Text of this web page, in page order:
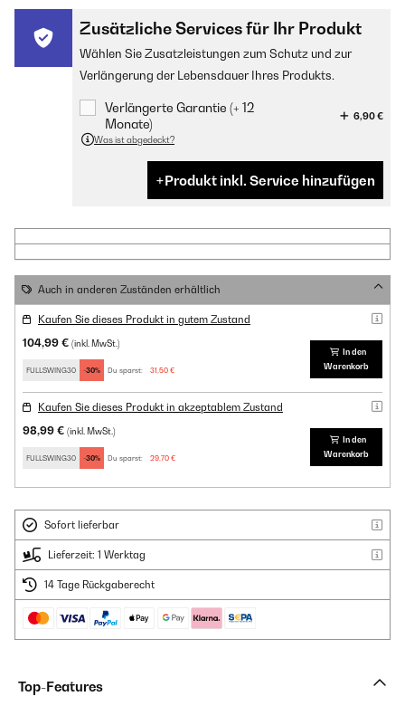
Zusätzliche Services für Ihr Produkt
Wählen Sie Zusatzleistungen zum Schutz und zur
Verlängerung der Lebensdauer Ihres Produkts.
Verlängerte Garantie (+ 12
Monate)
6,90 €
Was ist abgedeckt?
Produkt inkl. Service hinzufügen
Auch in anderen Zuständen erhältlich
Kaufen Sie dieses Produkt in gutem Zustand
104,99 € (inkl. MwSt.)
FULLSWING30 -30% Du sparst: 31,50 €
In den
Warenkorb
Kaufen Sie dieses Produkt in akzeptablem Zustand
98,99 € (inkl. MwSt.)
FULLSWING30 -30% Du sparst: 29,70 €
In den
Warenkorb
Sofort lieferbar
Lieferzeit: 1 Werktag
14 Tage Rückgaberecht
Top-Features